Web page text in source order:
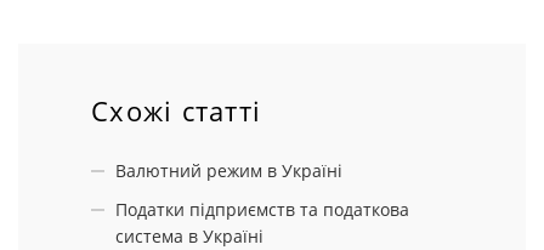
Схожі статті
Валютний режим в Україні
Податки підприємств та податкова
система в Україні